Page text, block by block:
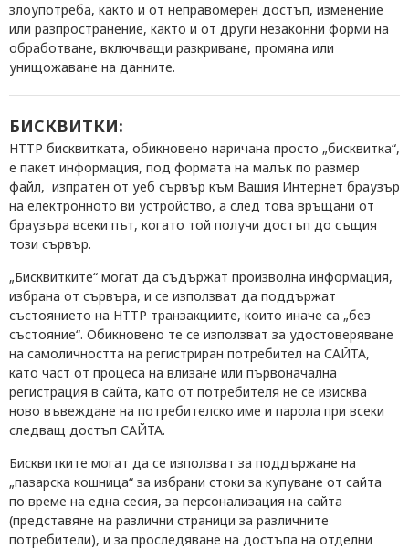
злоупотреба, както и от неправомерен достъп, изменение
или разпространение, както и от други незаконни форми на
обработване, включващи разкриване, промяна или
унищожаване на данните.
БИСКВИТКИ:
HTTP бисквитката, обикновено наричана просто „бисквитка“,
е пакет информация, под формата на малък по размер
файл, изпратен от уеб сървър към Вашия Интернет браузър
на електронното ви устройство, а след това връщани от
браузъра всеки път, когато той получи достъп до същия
този сървър.
„Бисквитките“ могат да съдържат произволна информация,
избрана от сървъра, и се използват да поддържат
състоянието на HTTP транзакциите, които иначе са „без
състояние“. Обикновено те се използват за удостоверяване
на самоличността на регистриран потребител на САЙТА,
като част от процеса на влизане или първоначална
регистрация в сайта, като от потребителя не се изисква
ново въвеждане на потребителско име и парола при всеки
следващ достъп САЙТА.
Бисквитките могат да се използват за поддържане на
„пазарска кошница“ за избрани стоки за купуване от сайта
по време на една сесия, за персонализация на сайта
(представяне на различни страници за различните
потребители), и за проследяване на достъпа на отделни